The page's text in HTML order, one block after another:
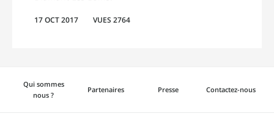
17 OCT 2017 VUES 2764
Qui sommes
nous ?
Partenaires Presse Contactez-nous